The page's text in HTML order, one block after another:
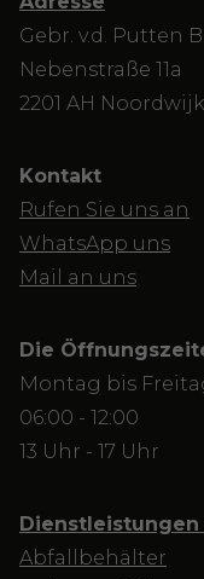
Gebr. v.d. Putten
Nebenstraße 11a
2201 AH Noordwijk
Kontakt
Rufen Sie uns an
WhatsApp uns
Mail an uns
Die
Montag bis
06:00 - 12:00
13 Uhr - 17 Uhr
Abfallbehälter